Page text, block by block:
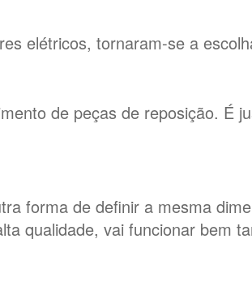
elétricos, tornaram-se a
de peças de reposição. É
forma de definir a mesma
qualidade, vai funcionar bem